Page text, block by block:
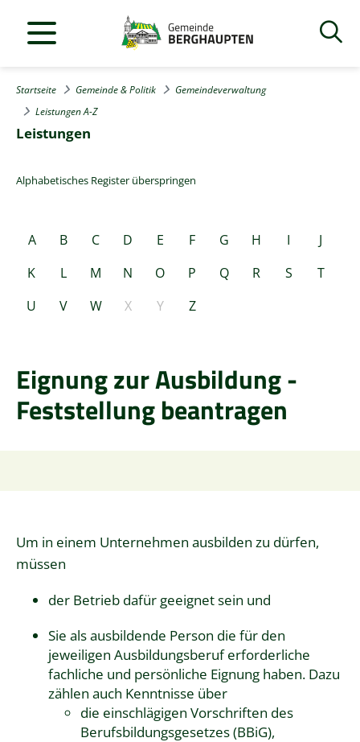
Startseite Gemeinde & Politik
Gemeindeverwaltung
Leistungen A-Z
Leistungen
Alphabetisches Register überspringen
A B C D E F G H I
J
K
L M N O P Q R S
T
U
V W X Y Z
Eignung zur Ausbildung -
Feststellung beantragen
Um in einem Unternehmen ausbilden zu dürfen,
müssen
der Betrieb dafür geeignet sein und
Sie als ausbildende Person die für den
jeweiligen Ausbildungsberuf erforderliche
fachliche und persönliche Eignung haben. Dazu
zählen auch Kenntnisse über
die einschlägigen Vorschriften des
Berufsbildungsgesetzes (BBiG),